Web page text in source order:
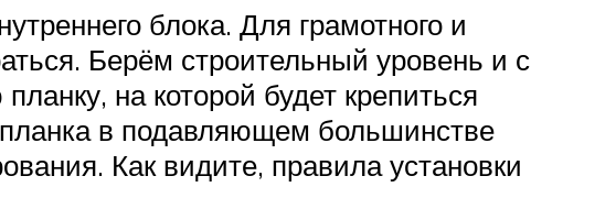
блока. Для грамотного и
Берём строительный уровень и с
на которой будет крепиться
планка в подавляющем большинстве
Как видите, правила установки